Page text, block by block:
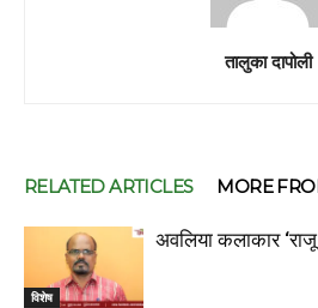
तालुका दापोली
RELATED ARTICLES MORE
विशेष
अवलिया कलाकार